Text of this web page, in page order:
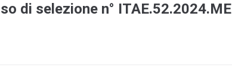
di selezione n° ITAE.52.2024.ME